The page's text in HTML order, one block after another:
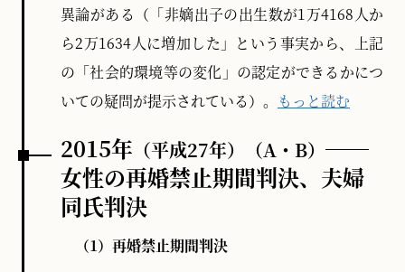
異論がある（「非嫡出子の出生数が1万4168人か
ら2万1634人に増加した」という事実から、上記
の「社会的環境等の変化」の認定ができるかにつ
いての疑問が提示されている）。 もっと読む
2015年 （平成27年） （A・B） ──
女性の再婚禁止期間判決、夫婦
同氏判決
（1）再婚禁止期間判決